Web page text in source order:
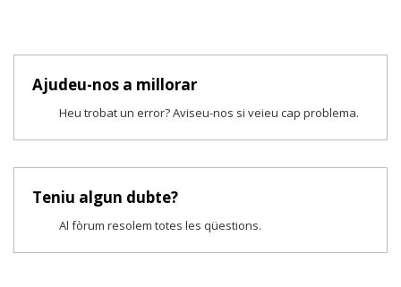
Ajudeu-nos a millorar
Heu trobat un error? Aviseu-nos si veieu cap problema.
Teniu algun dubte?
Al fòrum resolem totes les qüestions.